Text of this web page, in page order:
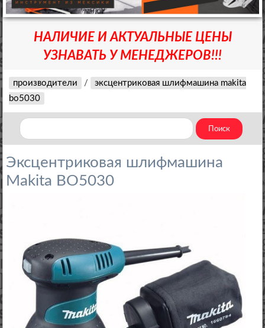
НАЛИЧИЕ И АКТУАЛЬНЫЕ ЦЕНЫ
УЗНАВАТЬ У МЕНЕДЖЕРОВ!!!
производители /
эксцентриковая шлифмашина makita
bo5030
Эксцентриковая шлифмашина
Makita BO5030